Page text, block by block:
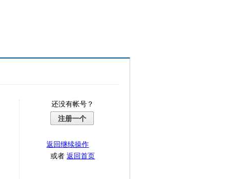
还没有帐号？
注册一个
返回继续操作
或者返回首页